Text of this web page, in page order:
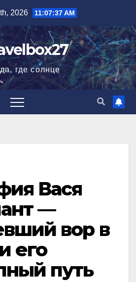
2026 11:07:38 AM
где солнце
Вася
—
вор в
его
путь